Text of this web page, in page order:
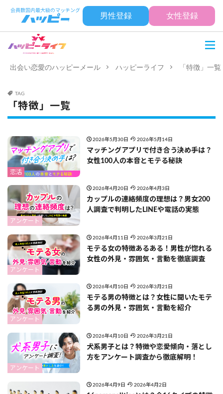
男性登録 女性登録
出会い恋愛のハッピーメール ハッピーライフ 「特徴」一覧
TAG
「特徴」一覧
恋活
2026年5月30日 2026年5月14日
マッチングアプリで付き合う決め手は？
女性100人の本音とモテる秘訣
アンケート
2026年4月20日 2026年4月3日
カップルの連絡頻度の理想は？男女200
人調査で判明したLINEや電話の実態
アンケート
2026年4月11日 2026年3月21日
モテる女の特徴あるある！男性が惚れる
女性の外見・雰囲気・言動を徹底調査
アンケート
2026年4月10日 2026年3月21日
モテる男の特徴とは？女性に聞いたモテ
る男の外見・雰囲気・言動を紹介
アンケート
2026年4月10日 2026年3月21日
犬系男子とは？特徴や恋愛傾向・落とし
方をアンケート調査から徹底解明！
2026年4月9日 2026年4月2日